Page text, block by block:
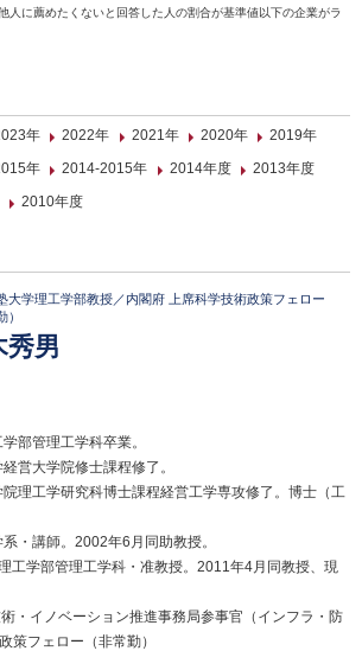
に薦めたくないと回答した人の割合が基準値以下の企業がラ
年 2022年 2021年 2020年
2019年
年 2014-2015年 2014年度
2013年度
2010年度
大学理工学部教授／内閣府 上席科学技術政策フェロー
）
秀男
部管理工学科卒業。
営大学院修士課程修了。
理工学研究科博士課程経営工学専攻修了。博士（工
・講師。2002年6月同助教授。
工学部管理工学科・准教授。2011年4月同教授、現
・イノベーション推進事務局参事官（インフラ・防
策フェロー（非常勤）